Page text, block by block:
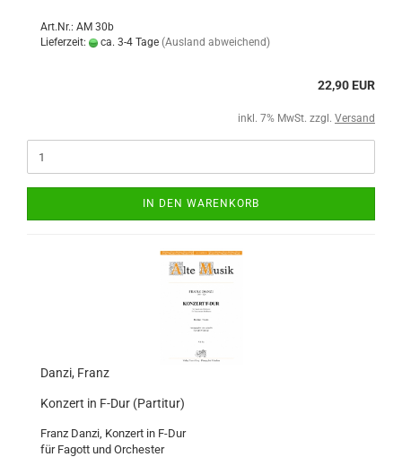
Art.Nr.: AM 30b
Lieferzeit:
ca. 3-4 Tage (Ausland abweichend)
22,90 EUR
inkl. 7% MwSt. zzgl. Versand
IN DEN WARENKORB
Danzi, Franz
Konzert in F-Dur (Partitur)
Franz Danzi, Konzert in F-Dur
für Fagott und Orchester